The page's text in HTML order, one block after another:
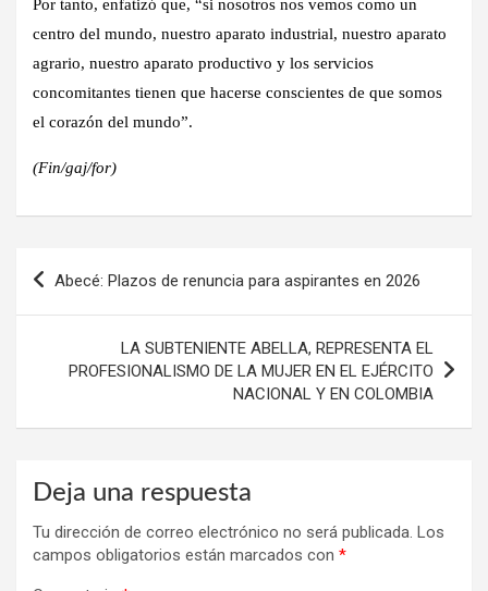
Por tanto, enfatizó que, “si nosotros nos vemos como un
centro del mundo, nuestro aparato industrial, nuestro aparato
agrario, nuestro aparato productivo y los servicios
concomitantes tienen que hacerse conscientes de que somos
el corazón del mundo”.
(Fin/gaj/for)
Abecé: Plazos de renuncia para aspirantes en 2026
LA SUBTENIENTE ABELLA, REPRESENTA EL
PROFESIONALISMO DE LA MUJER EN EL EJÉRCITO
NACIONAL Y EN COLOMBIA
Deja una respuesta
Tu dirección de correo electrónico no será publicada. Los
campos obligatorios están marcados con *